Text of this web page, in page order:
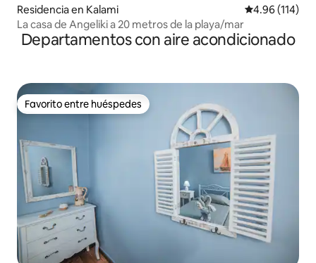
Residencia en Kalami Calificación
4.96 (114)
La casa de Angeliki a 20 metros de la playa/mar
Departamentos con aire acondicionado
Favorito entre huéspedes
Favorito entre huéspedes